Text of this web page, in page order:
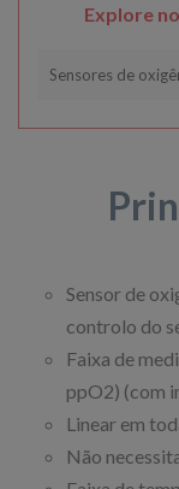
Explore
Sensores de
Sensor de
controlo do
Faixa de
ppO2) (com
Linear em
Não